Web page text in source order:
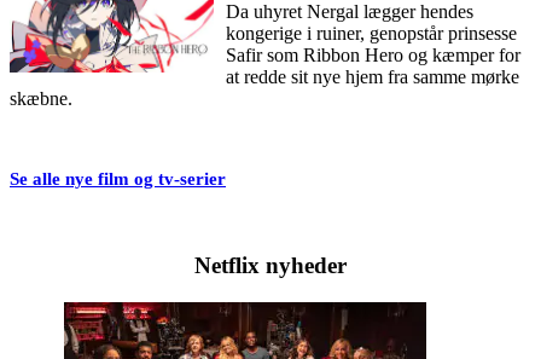
Da uhyret Nergal lægger hendes
kongerige i ruiner, genopstår prinsesse
Safir som Ribbon Hero og kæmper for
at redde sit nye hjem fra samme mørke
skæbne.
Se alle nye film og tv-serier
Netflix nyheder